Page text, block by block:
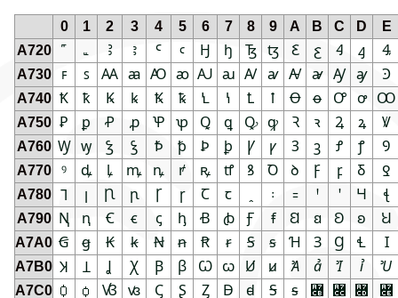
0 1 2 3 4 5 6 7 8 9 A B C D
E
A720
Ꜣ ꜣ Ꜥ ꜥ Ꜧ ꜧ Ꜩ ꜩ Ꜫ ꜫ Ꜭ ꜭ
Ꜯ
A730
ꜰ ꜱ Ꜳ ꜳ Ꜵ ꜵ Ꜷ ꜷ Ꜹ ꜹ Ꜻ ꜻ Ꜽ ꜽ
Ꜿ
A740 Ꝁ ꝁ Ꝃ ꝃ Ꝅ ꝅ Ꝇ ꝇ Ꝉ ꝉ Ꝋ ꝋ Ꝍ ꝍ
Ꝏ
A750 Ꝑ ꝑ Ꝓ ꝓ Ꝕ ꝕ Ꝗ ꝗ Ꝙ ꝙ Ꝛ ꝛ Ꝝ ꝝ
Ꝟ
A760 Ꝡ ꝡ Ꝣ ꝣ Ꝥ ꝥ Ꝧ ꝧ Ꝩ ꝩ Ꝫ ꝫ Ꝭ ꝭ
Ꝯ
A770
ꝰ ꝱ ꝲ ꝳ ꝴ ꝵ ꝶ ꝷ ꝸ Ꝺ ꝺ Ꝼ ꝼ Ᵹ
Ꝿ
A780
Ꞁ ꞁ Ꞃ ꞃ Ꞅ ꞅ Ꞇ ꞇ ꞉ ꞊ Ꞌ ꞌ Ɥ
ꞎ
A790
Ꞑ ꞑ Ꞓ ꞓ ꞔ ꞕ Ꞗ ꞗ Ꞙ ꞙ Ꞛ ꞛ Ꞝ ꞝ
Ꞟ
A7A0 Ꞡ ꞡ Ꞣ ꞣ Ꞥ ꞥ Ꞧ ꞧ Ꞩ ꞩ Ɦ Ɜ Ɡ Ɬ
Ɪ
A7B0 Ʞ Ʇ Ʝ Ꭓ Ꞵ ꞵ Ꞷ ꞷ Ꞹ ꞹ Ꞻ ꞻ Ꞽ ꞽ
Ꞿ
A7C0 Ꟁ ꟁ Ꟃ ꟃ Ꞔ Ʂ Ᶎ Ꟈ ꟈ Ꟊ ꟊ Ɤ Ꟍ ꟍ
꟎